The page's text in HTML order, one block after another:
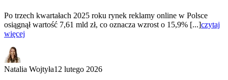
Po trzech kwartałach 2025 roku rynek reklamy online w Polsce
osiągnął wartość 7,61 mld zł, co oznacza wzrost o 15,9% [...]czytaj
więcej
Natalia Wojtyła12 lutego 2026